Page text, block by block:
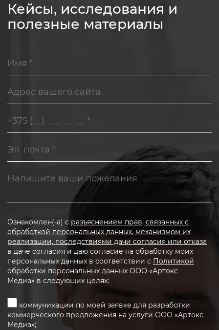
Кейсы, исследования и
полезные материалы
Ознакомлен(-а) с разъяснением прав, связанных с
обработкой персональных данных, механизмом их
реализации, последствиями дачи согласия или отказа
в даче согласия и даю согласие на обработку моих
персональных данных в соответствии с Политикой
обработки персональных данных ООО «Артокс
Медиа» в следующих целях:
коммуникации по моей заявке для разработки
коммерческого предложения на услуги ООО «Артокс
Медиа»;